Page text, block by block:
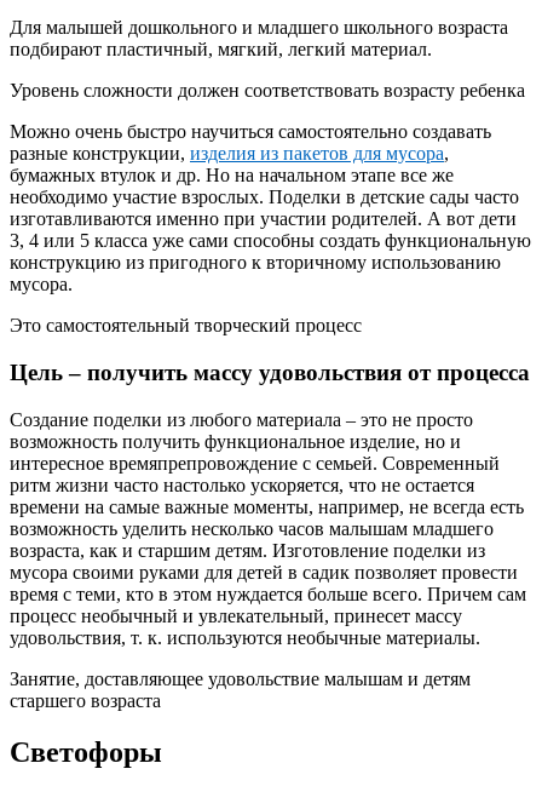
Для малышей дошкольного и младшего школьного возраста
подбирают пластичный, мягкий, легкий материал.
Уровень сложности должен соответствовать возрасту ребенка
Можно очень быстро научиться самостоятельно создавать
разные конструкции, изделия из пакетов для мусора,
бумажных втулок и др. Но на начальном этапе все же
необходимо участие взрослых. Поделки в детские сады часто
изготавливаются именно при участии родителей. А вот дети
3, 4 или 5 класса уже сами способны создать функциональную
конструкцию из пригодного к вторичному использованию
мусора.
Это самостоятельный творческий процесс
Цель – получить массу удовольствия от процесса
Создание поделки из любого материала – это не просто
возможность получить функциональное изделие, но и
интересное времяпрепровождение с семьей. Современный
ритм жизни часто настолько ускоряется, что не остается
времени на самые важные моменты, например, не всегда есть
возможность уделить несколько часов малышам младшего
возраста, как и старшим детям. Изготовление поделки из
мусора своими руками для детей в садик позволяет провести
время с теми, кто в этом нуждается больше всего. Причем сам
процесс необычный и увлекательный, принесет массу
удовольствия, т. к. используются необычные материалы.
Занятие, доставляющее удовольствие малышам и детям
старшего возраста
Светофоры